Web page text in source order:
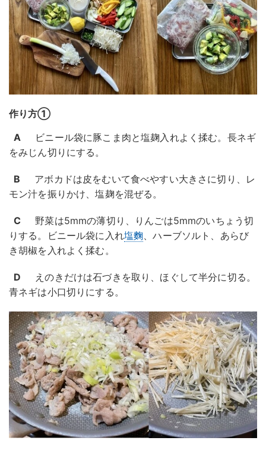
作り方①
A
ビニール袋に豚こま肉と塩麹入れよく揉む。長ネギ
をみじん切りにする。
B
アボカドは皮をむいて食べやすい大きさに切り、レ
モン汁を振りかけ、塩麹を混ぜる。
C
野菜は5mmの薄切り、りんごは5mmのいちょう切
りする。ビニール袋に入れ塩麴 、ハーブソルト、あらび
き胡椒を入れよく揉む。
D
えのきだけは石づきを取り、ほぐして半分に切る。
青ネギは小口切りにする。